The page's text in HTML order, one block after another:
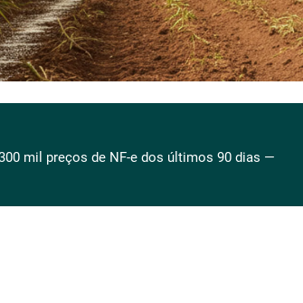
mil preços de NF-e dos últimos 90 dias —